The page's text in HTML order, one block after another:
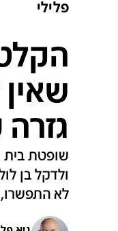
פלילי
שופטת
ולדקל בן
לא התפשרו,